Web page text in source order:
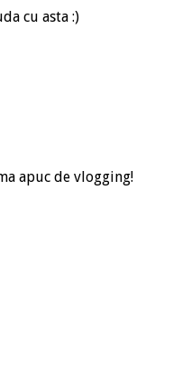
cu asta :)
apuc de vlogging!